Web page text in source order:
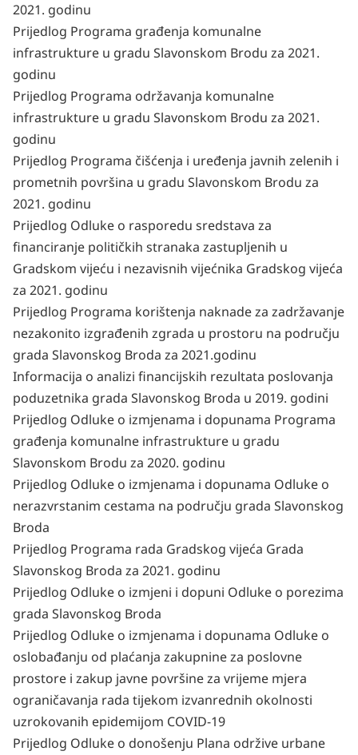
2021. godinu
Prijedlog Programa građenja komunalne
infrastrukture u gradu Slavonskom Brodu za 2021.
godinu
Prijedlog Programa održavanja komunalne
infrastrukture u gradu Slavonskom Brodu za 2021.
godinu
Prijedlog Programa čišćenja i uređenja javnih zelenih i
prometnih površina u gradu Slavonskom Brodu za
2021. godinu
Prijedlog Odluke o rasporedu sredstava za
financiranje političkih stranaka zastupljenih u
Gradskom vijeću i nezavisnih vijećnika Gradskog vijeća
za 2021. godinu
Prijedlog Programa korištenja naknade za zadržavanje
nezakonito izgrađenih zgrada u prostoru na području
grada Slavonskog Broda za 2021.godinu
Informacija o analizi financijskih rezultata poslovanja
poduzetnika grada Slavonskog Broda u 2019. godini
Prijedlog Odluke o izmjenama i dopunama Programa
građenja komunalne infrastrukture u gradu
Slavonskom Brodu za 2020. godinu
Prijedlog Odluke o izmjenama i dopunama Odluke o
nerazvrstanim cestama na području grada Slavonskog
Broda
Prijedlog Programa rada Gradskog vijeća Grada
Slavonskog Broda za 2021. godinu
Prijedlog Odluke o izmjeni i dopuni Odluke o porezima
grada Slavonskog Broda
Prijedlog Odluke o izmjenama i dopunama Odluke o
oslobađanju od plaćanja zakupnine za poslovne
prostore i zakup javne površine za vrijeme mjera
ograničavanja rada tijekom izvanrednih okolnosti
uzrokovanih epidemijom COVID-19
Prijedlog Odluke o donošenju Plana održive urbane